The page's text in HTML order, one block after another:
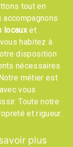
tout en
locauxet
habitez à
disposition
nécessaires
métier est
vous
Toute notre
et rigueur.
plus